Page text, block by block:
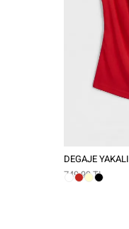
DEGAJE
749,99 TL